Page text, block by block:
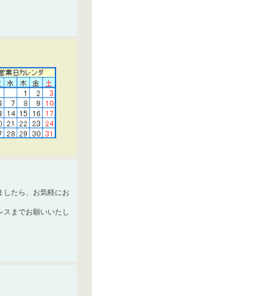
したら、お気軽にお
スまでお願いいたし